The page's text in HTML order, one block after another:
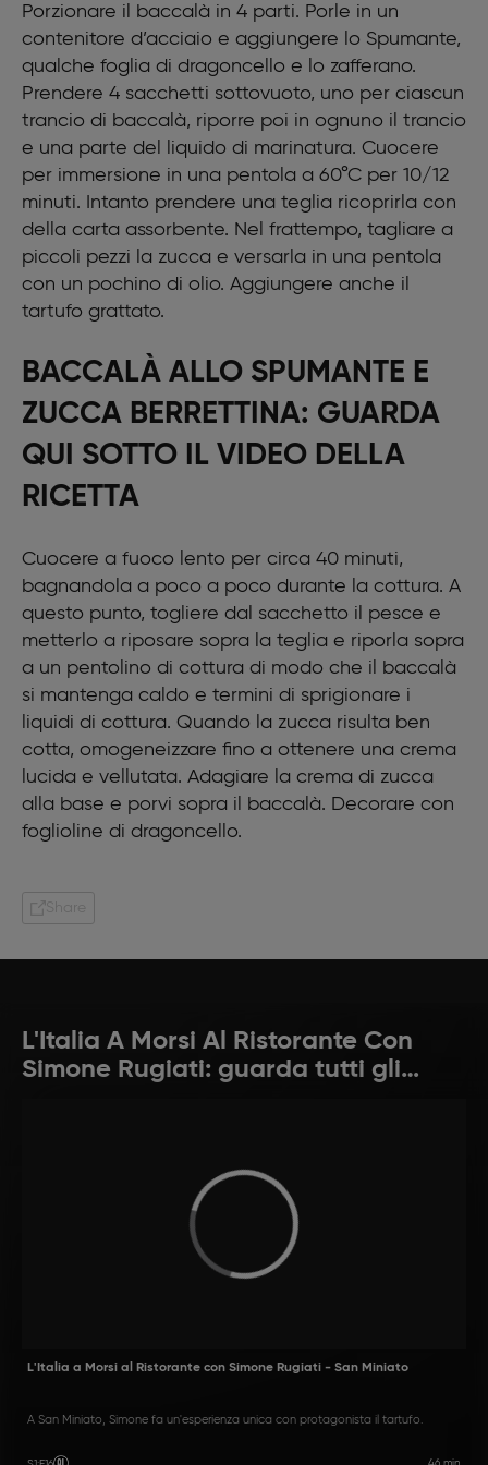
100 gr olio extravergine d’oliva
30 gr di tartufo grattato
1 lt di acqua
Qualche scaglia di tartufo fresco
Porzionare il baccalà in 4 parti. Porle in un
contenitore d’acciaio e aggiungere lo Spumante,
qualche foglia di dragoncello e lo zafferano.
Prendere 4 sacchetti sottovuoto, uno per ciascun
trancio di baccalà, riporre poi in ognuno il trancio
e una parte del liquido di marinatura. Cuocere
per immersione in una pentola a 60°C per 10/12
minuti. Intanto prendere una teglia ricoprirla con
della carta assorbente. Nel frattempo, tagliare a
piccoli pezzi la zucca e versarla in una pentola
con un pochino di olio. Aggiungere anche il
tartufo grattato.
BACCALÀ ALLO SPUMANTE E
ZUCCA BERRETTINA: GUARDA
QUI SOTTO IL VIDEO DELLA
RICETTA
Cuocere a fuoco lento per circa 40 minuti,
bagnandola a poco a poco durante la cottura. A
questo punto, togliere dal sacchetto il pesce e
metterlo a riposare sopra la teglia e riporla sopra
a un pentolino di cottura di modo che il baccalà
si mantenga caldo e termini di sprigionare i
liquidi di cottura. Quando la zucca risulta ben
cotta, omogeneizzare fino a ottenere una crema
lucida e vellutata. Adagiare la crema di zucca
alla base e porvi sopra il baccalà. Decorare con
foglioline di dragoncello.
Share
L'Italia A Morsi Al Ristorante Con
Simone Rugiati: guarda tutti gli
L'Italia a Morsi al Ristorante con Simone Rugiati - San Miniato
A San Miniato, Simone fa un'esperienza unica con protagonista il tartufo.
46 min